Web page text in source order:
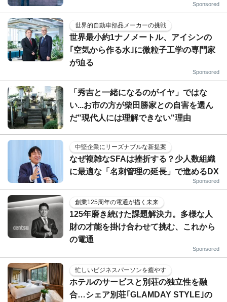
Sponsored
世界的自動車部品メーカーの挑戦
世界最小約1ナノメートル、アイシンの
｢空気から作る水｣に微粒子工学の専門家
が迫る
Sponsored
「秀吉と一緒になるのがイヤ」ではな
い...お市の方が柴田勝家との自害を選ん
だ"現代人には理解できない"理由
中堅企業にリーズナブルな新提案
なぜ複雑なSFAは挫折する？少人数組織
に最適な「名刺管理の延長」で進めるDX
Sponsored
創業125周年の電通が描く未来
125年磨き続けた課題解決力。多様な人
財の才能を掛け合わせて挑む、これから
の電通
Sponsored
忙しいビジネスパーソンを癒やす
ホテルのサービスと別荘の独立性を融
合…シェア別荘｢GLAMDAY STYLE｣の